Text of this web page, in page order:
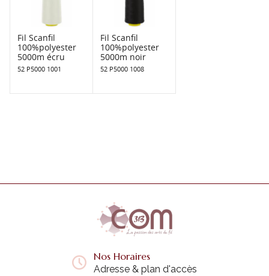
Fil Scanfil
100%polyester
5000m écru
52 P5000 1001
Fil Scanfil
100%polyester
5000m noir
52 P5000 1008
Nos Horaires
Adresse & plan d'accès